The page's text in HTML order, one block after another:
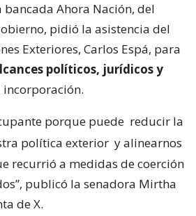
bancada Ahora Nación, del
pidió la asistencia del
Exteriores, Carlos Espá, para
políticos, jurídicos y
incorporación.
porque puede reducir la
política exterior y alinearnos
recurrió a medidas de coerción
publicó la senadora Mirtha
de X.